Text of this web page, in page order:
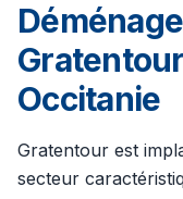
Occitanie
Gratentour est
secteur